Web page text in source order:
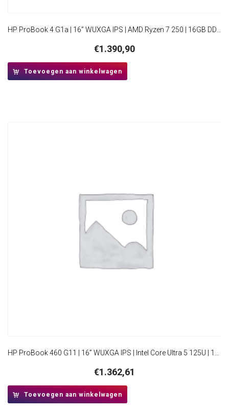
€1.390,90
Toevoegen aan winkelwagen
€1.362,61
Toevoegen aan winkelwagen